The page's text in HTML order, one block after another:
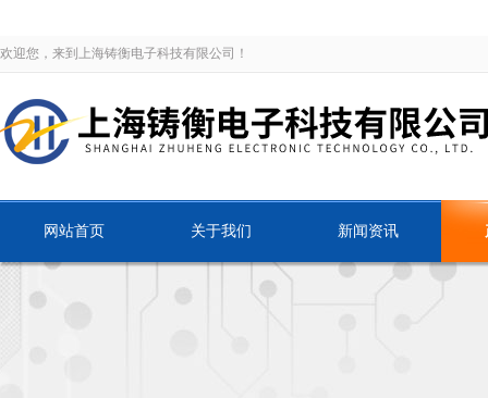
欢迎您，来到上海铸衡电子科技有限公司！
网站首页 关于我们 新闻资讯